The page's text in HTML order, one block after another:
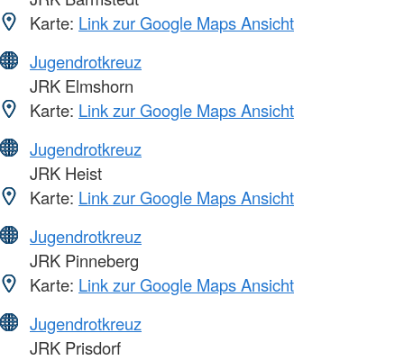
Karte: Link zur Google Maps Ansicht
Jugendrotkreuz
JRK Elmshorn
Karte: Link zur Google Maps Ansicht
Jugendrotkreuz
JRK Heist
Karte: Link zur Google Maps Ansicht
Jugendrotkreuz
JRK Pinneberg
Karte: Link zur Google Maps Ansicht
Jugendrotkreuz
JRK Prisdorf